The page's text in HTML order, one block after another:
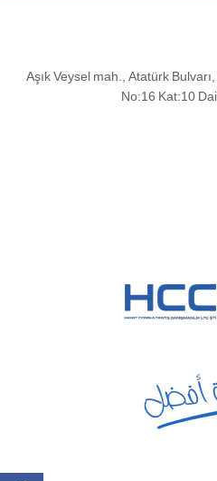
Aşık Veysel mah., Atatürk
No:16 Kat:10